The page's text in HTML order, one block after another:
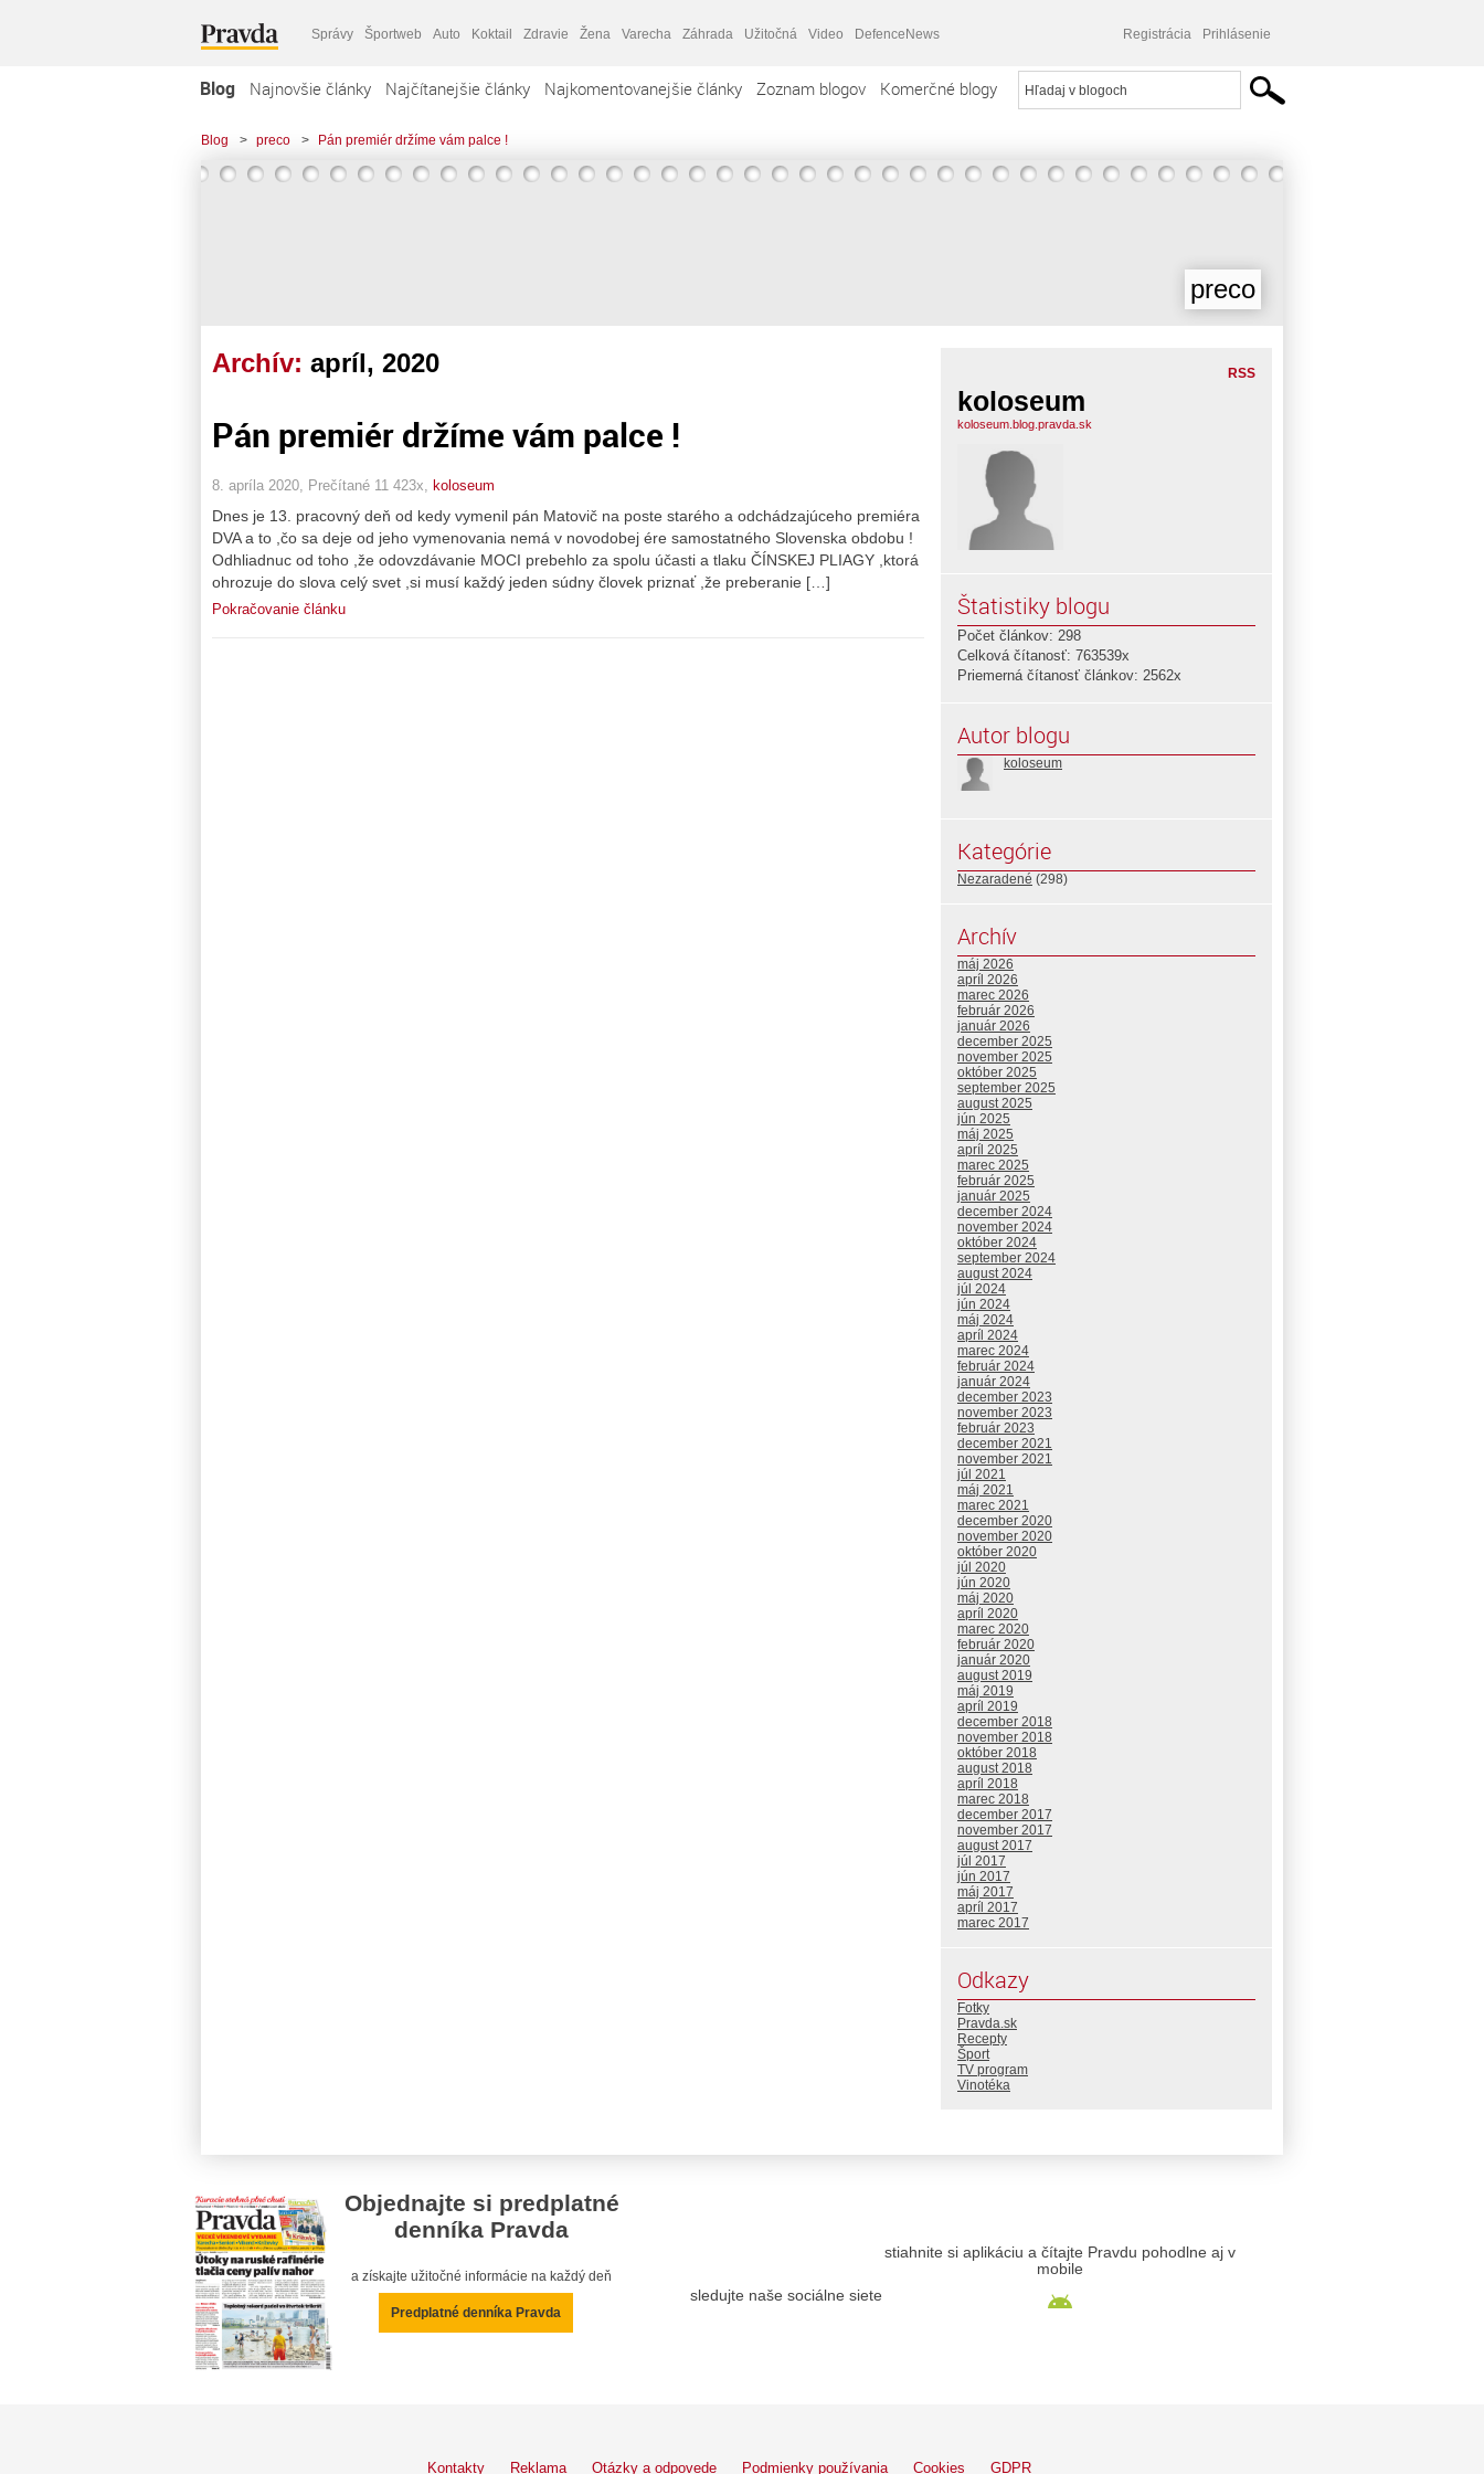
Správy Športweb Auto Koktail Zdravie Žena Varecha Záhrada Užitočná Video DefenceNews Registrácia Prihlásenie
Blog Najnovšie články Najčítanejšie články Najkomentovanejšie články Zoznam blogov Komerčné blogy
Blog > preco > Pán premiér držíme vám palce !
preco
Archív: apríl, 2020
Pán premiér držíme vám palce !
8. apríla 2020, Prečítané 11 423x, koloseum
Dnes je 13. pracovný deň od kedy vymenil pán Matovič na poste starého a odchádzajúceho premiéra
DVA a to ,čo sa deje od jeho vymenovania nemá v novodobej ére samostatného Slovenska obdobu !
Odhliadnuc od toho ,že odovzdávanie MOCI prebehlo za spolu účasti a tlaku ČÍNSKEJ PLIAGY ,ktorá
ohrozuje do slova celý svet ,si musí každý jeden súdny človek priznať ,že preberanie […]
Pokračovanie článku
RSS
koloseum
koloseum.blog.pravda.sk
Štatistiky blogu
Počet článkov: 298
Celková čítanosť: 763539x
Priemerná čítanosť článkov: 2562x
Autor blogu
koloseum
Kategórie
Nezaradené (298)
Archív
máj 2026
apríl 2026
marec 2026
február 2026
január 2026
december 2025
november 2025
október 2025
september 2025
august 2025
jún 2025
máj 2025
apríl 2025
marec 2025
február 2025
január 2025
december 2024
november 2024
október 2024
september 2024
august 2024
júl 2024
jún 2024
máj 2024
apríl 2024
marec 2024
február 2024
január 2024
december 2023
november 2023
február 2023
december 2021
november 2021
júl 2021
máj 2021
marec 2021
december 2020
november 2020
október 2020
júl 2020
jún 2020
máj 2020
apríl 2020
marec 2020
február 2020
január 2020
august 2019
máj 2019
apríl 2019
december 2018
november 2018
október 2018
august 2018
apríl 2018
marec 2018
december 2017
november 2017
august 2017
júl 2017
jún 2017
máj 2017
apríl 2017
marec 2017
Odkazy
Fotky
Pravda.sk
Recepty
Šport
TV program
Vinotéka
Objednajte si predplatné
denníka Pravda
a získajte užitočné informácie na každý deň
Predplatné denníka Pravda
sledujte naše sociálne siete
stiahnite si aplikáciu a čítajte Pravdu pohodlne aj v
mobile
Kontakty Reklama Otázky a odpovede Podmienky používania Cookies GDPR